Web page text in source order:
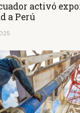
activó
a Perú